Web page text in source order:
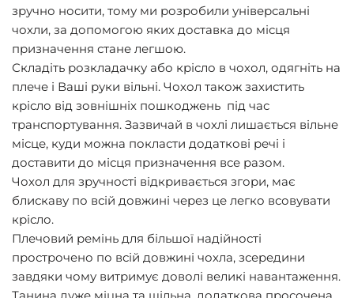
зручно носити, тому ми розробили універсальні
чохли, за допомогою яких доставка до місця
призначення стане легшою.
Складіть розкладачку або крісло в чохол, одягніть на
плече і Ваші руки вільні. Чохол також захистить
крісло від зовнішніх пошкоджень під час
транспортування. Зазвичай в чохлі лишається вільне
місце, куди можна покласти додаткові речі і
доставити до місця призначення все разом.
Чохол для зручності відкривається згори, має
блискаву по всій довжині через це легко всовувати
крісло.
Плечовий ремінь для більшої надійності
прострочено по всій довжині чохла, зсередини
завдяки чому витримує доволі великі навантаження.